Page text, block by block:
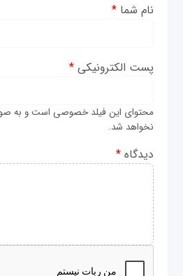
نام شما*
پست الکترونیکی*
محتوای این فیلد خصوصی است و به
نخواهد شد.
دیدگاه*